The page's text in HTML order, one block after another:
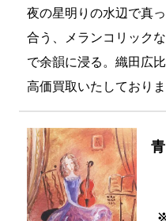
夜の星明りの水辺で真
合う、メランコリック
で余韻に浸る。織田広
高価買取いたしておりま